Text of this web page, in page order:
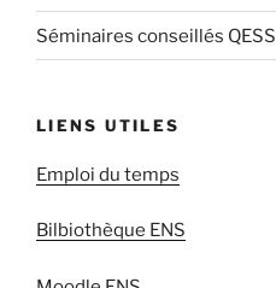
Séminaires conseillés QESS
LIENS UTILES
Emploi du temps
Bilbiothèque ENS